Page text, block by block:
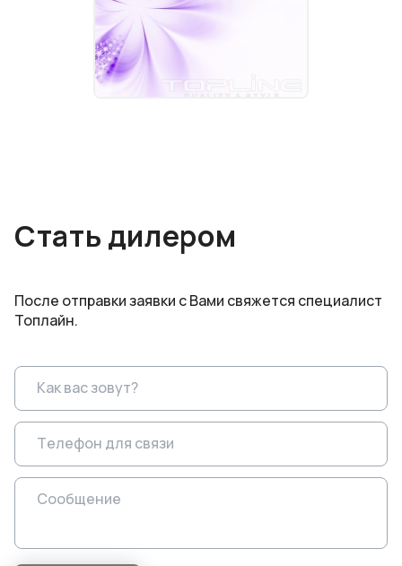
Стать дилером
После отправки заявки с Вами свяжется специалист
Топлайн.